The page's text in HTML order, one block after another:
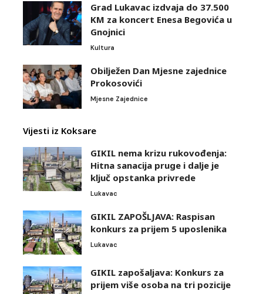
Grad Lukavac izdvaja do 37.500
KM za koncert Enesa Begovića u
Gnojnici
Kultura
Obilježen Dan Mjesne zajednice
Prokosovići
Mjesne Zajednice
Vijesti iz Koksare
GIKIL nema krizu rukovođenja:
Hitna sanacija pruge i dalje je
ključ opstanka privrede
Lukavac
GIKIL ZAPOŠLJAVA: Raspisan
konkurs za prijem 5 uposlenika
Lukavac
GIKIL zapošaljava: Konkurs za
prijem više osoba na tri pozicije